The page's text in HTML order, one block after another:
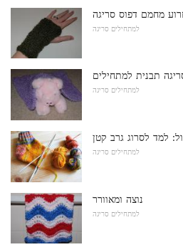
מחמם דפוס סריגה
למתחילים סריגה
תבנית למתחילים
למתחילים סריגה
למד לסרוג גרב קטן
למתחילים סריגה
נוצה ומאוורר
למתחילים סריגה